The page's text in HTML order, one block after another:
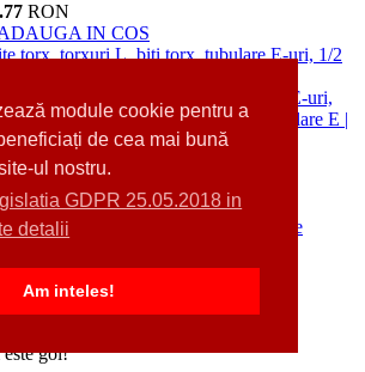
module cookie pentru a
de cea mai bună
ul nostru.
GDPR 25.05.2018 in
detalii
Am inteles!
RON
IN COS
torx, torxuri L, biti torx, tubulare E-uri, 1/2
RON
rulmenti, 10 piese (7744)
RON
ADAUGA IN COS
gol!